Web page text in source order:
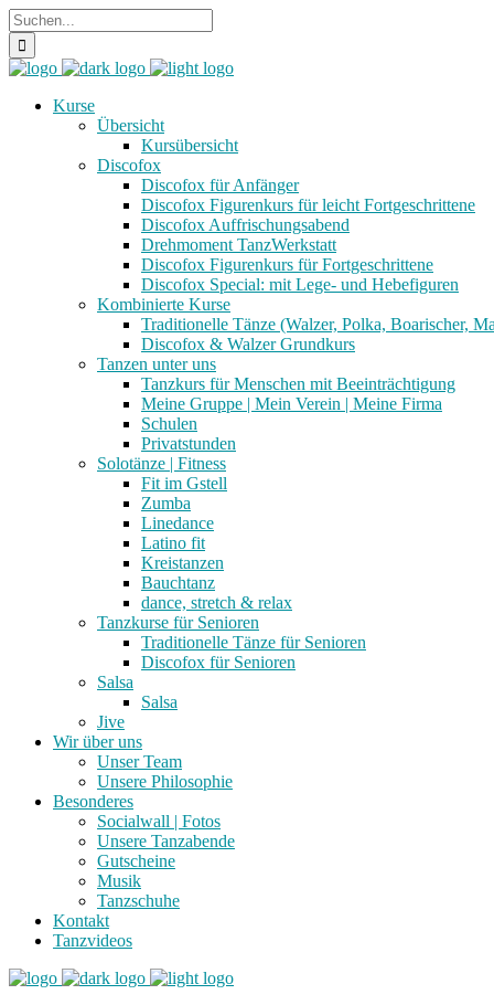
Kurse
Übersicht
Kursübersicht
Discofox
Discofox für Anfänger
Discofox Figurenkurs für leicht Fortgeschrittene
Discofox Auffrischungsabend
Drehmoment TanzWerkstatt
Discofox Figurenkurs für Fortgeschrittene
Discofox Special: mit Lege- und Hebefiguren
Kombinierte Kurse
Traditionelle Tänze (Walzer, Polka, Boarischer,
Discofox & Walzer Grundkurs
Tanzen unter uns
Tanzkurs für Menschen mit Beeinträchtigung
Meine Gruppe | Mein Verein | Meine Firma
Schulen
Privatstunden
Solotänze | Fitness
Fit im Gstell
Zumba
Linedance
Latino fit
Kreistanzen
Bauchtanz
dance, stretch & relax
Tanzkurse für Senioren
Traditionelle Tänze für Senioren
Discofox für Senioren
Salsa
Salsa
Jive
Wir über uns
Unser Team
Unsere Philosophie
Besonderes
Socialwall | Fotos
Unsere Tanzabende
Gutscheine
Musik
Tanzschuhe
Kontakt
Tanzvideos